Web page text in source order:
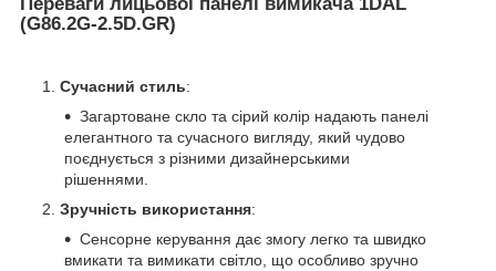
(G86.2G-2.5D.GR)
Сучасний стиль:
Загартоване скло та сірий колір надають панелі
елегантного та сучасного вигляду, який чудово
поєднується з різними дизайнерськими
рішеннями.
Зручність використання:
Сенсорне керування дає змогу легко та швидко
вмикати та вимикати світло, що особливо зручно